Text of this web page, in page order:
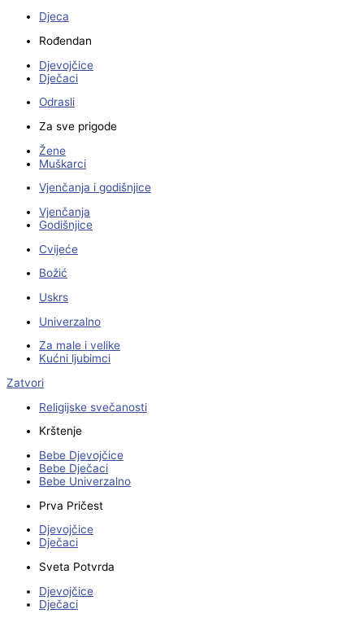
Djeca
Rođendan
Djevojčice
Dječaci
Odrasli
Za sve prigode
Žene
Muškarci
Vjenčanja i godišnjice
Vjenčanja
Godišnjice
Cvijeće
Božić
Uskrs
Univerzalno
Za male i velike
Kućni ljubimci
Zatvori
Religijske svečanosti
Krštenje
Bebe Djevojčice
Bebe Dječaci
Bebe Univerzalno
Prva Pričest
Djevojčice
Dječaci
Sveta Potvrda
Djevojčice
Dječaci